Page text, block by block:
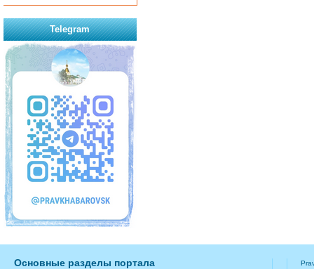
Telegram
Основные разделы портала